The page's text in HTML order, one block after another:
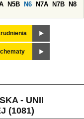
N5B N6 N7A N7B
N8
- UNII
(1081)